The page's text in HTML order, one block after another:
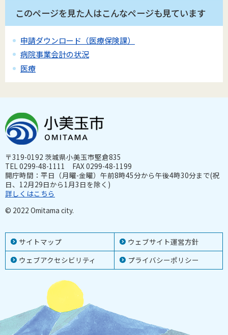
このページを見た人はこんなページも見ています
申請ダウンロード（医療保険課）
病院事業会計の状況
医療
サイトマップ
ウェブサイト運営方針
ウェブアクセシビリティ
プライバシーポリシー
〒319-0192 茨城県小美玉市堅倉835
TEL 0299-48-1111 FAX 0299-48-1199
開庁時間：平日（月曜-金曜）午前8時45分から午後4時30分まで(祝
日、12月29日から1月3日を除く)
詳しくはこちら
© 2022 Omitama city.